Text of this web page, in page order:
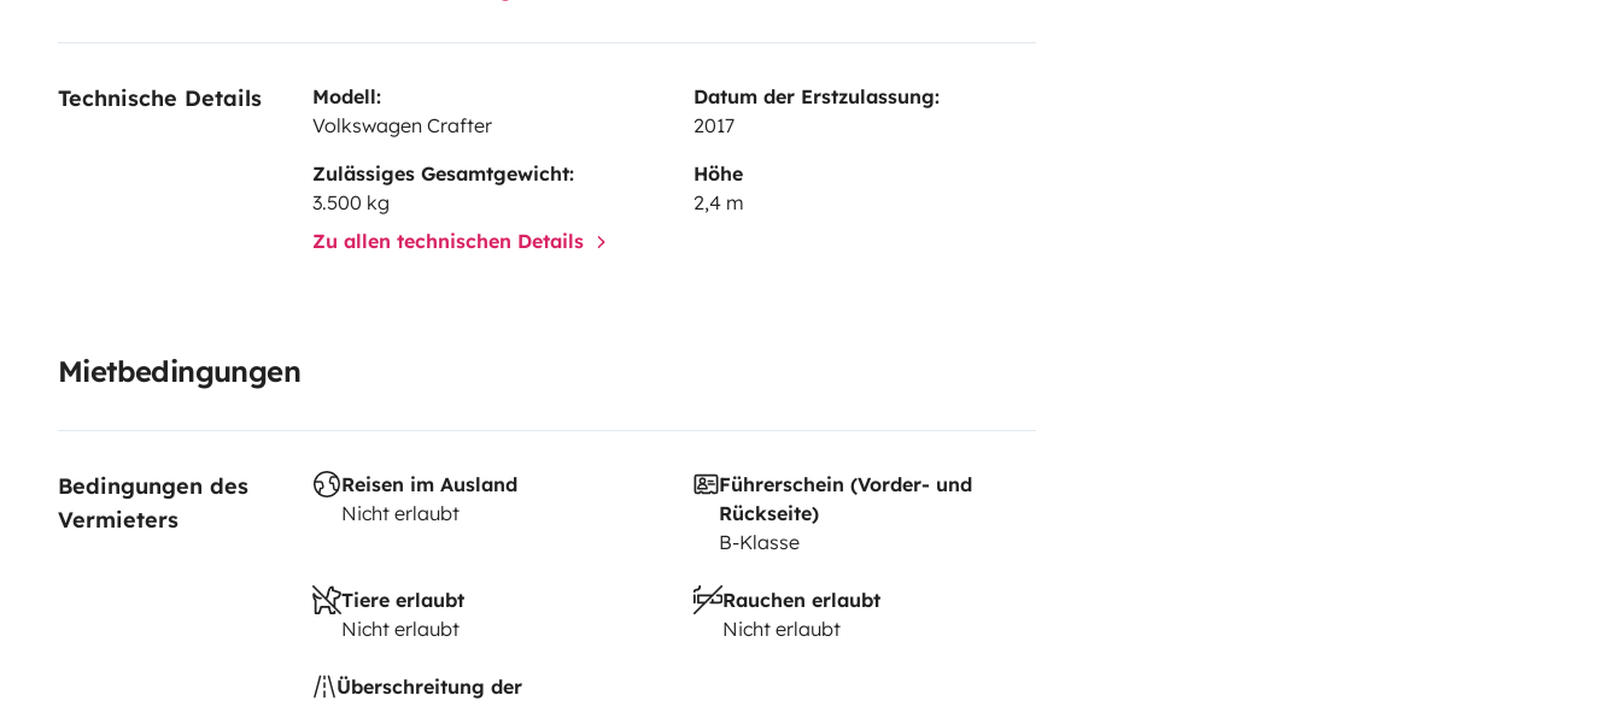
Technische Details
Modell:
Volkswagen Crafter
Datum der Erstzulassung:
2017
Zulässiges Gesamtgewicht:
3.500 kg
Höhe
2,4 m
Zu allen technischen Details
Mietbedingungen
Bedingungen des
Vermieters
Reisen im Ausland
Nicht erlaubt
Führerschein (Vorder- und
Rückseite)
B-Klasse
Tiere erlaubt
Nicht erlaubt
Rauchen erlaubt
Nicht erlaubt
Überschreitung der